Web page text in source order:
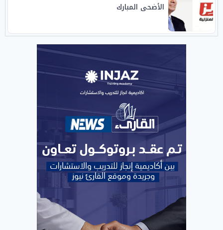
الأضحى المبارك